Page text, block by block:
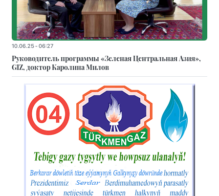
10.06.25 - 06:27
Руководитель программы «Зеленая Центральная Азия»,
GIZ, доктор Каролина Милов